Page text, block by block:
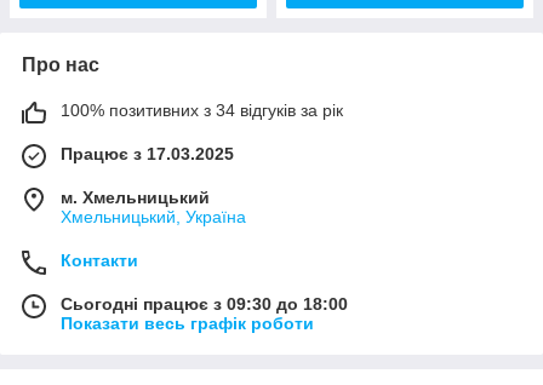
Про нас
100% позитивних з 34 відгуків за рік
Працює з 17.03.2025
м. Хмельницький
Хмельницький, Україна
Контакти
Сьогодні працює з 09:30 до 18:00
Показати весь графік роботи